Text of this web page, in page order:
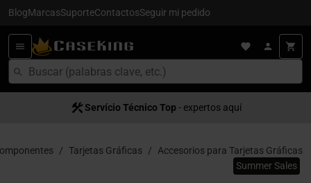
BlogMarcasSuporteContactosSeguir mi pedido
Servício Técnico Top - expertos aquí
Tarjetas Gráficas
Accesorios para Tarjetas Gráficas
Summer Sales